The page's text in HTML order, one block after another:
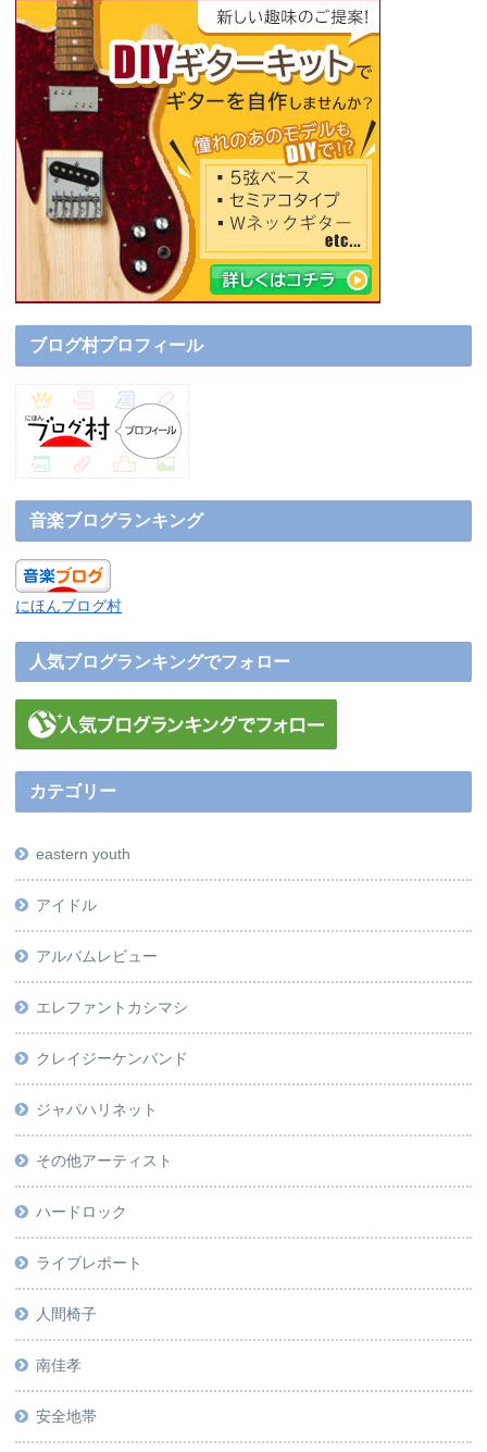
ブログ村プロフィール
音楽ブログランキング
にほんブログ村
人気ブログランキングでフォロー
カテゴリー
eastern youth
アイドル
アルバムレビュー
エレファントカシマシ
クレイジーケンバンド
ジャパハリネット
その他アーティスト
ハードロック
ライブレポート
人間椅子
南佳孝
安全地帯